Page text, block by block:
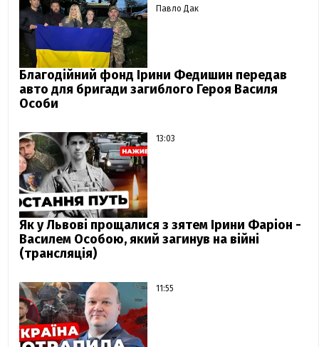
Павло Дак
Благодійний фонд Ірини Федишин передав
авто для бригади загиблого Героя Василя
Особи
13:03
Як у Львові прощалися з зятем Ірини Фаріон -
Василем Особою, який загинув на війні
(трансляція)
11:55